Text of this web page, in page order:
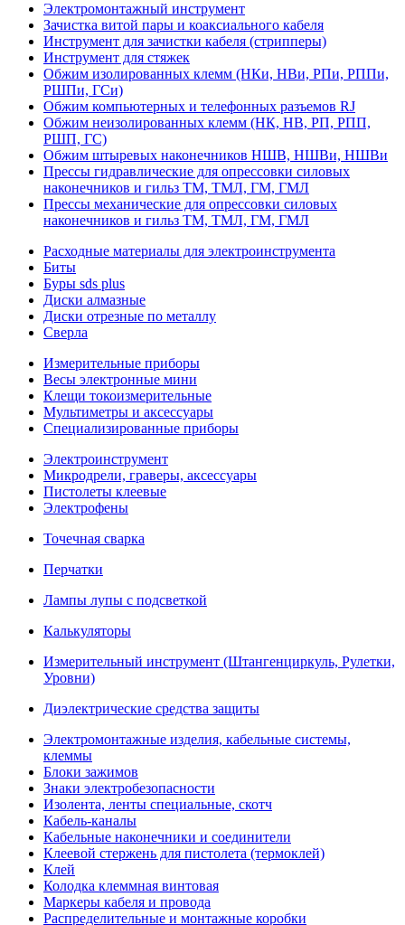
Электромонтажный инструмент
Зачистка витой пары и коаксиального кабеля
Инструмент для зачистки кабеля (стрипперы)
Инструмент для стяжек
Обжим изолированных клемм (НКи, НВи, РПи, РППи,
РШПи, ГСи)
Обжим компьютерных и телефонных разъемов RJ
Обжим неизолированных клемм (НК, НВ, РП, РПП,
РШП, ГС)
Обжим штыревых наконечников НШВ, НШВи, НШВи
Прессы гидравлические для опрессовки силовых
наконечников и гильз ТМ, ТМЛ, ГМ, ГМЛ
Прессы механические для опрессовки силовых
наконечников и гильз ТМ, ТМЛ, ГМ, ГМЛ
Расходные материалы для электроинструмента
Биты
Буры sds plus
Диски алмазные
Диски отрезные по металлу
Сверла
Измерительные приборы
Весы электронные мини
Клещи токоизмерительные
Мультиметры и аксессуары
Специализированные приборы
Электроинструмент
Микродрели, граверы, аксессуары
Пистолеты клеевые
Электрофены
Точечная сварка
Перчатки
Лампы лупы с подсветкой
Калькуляторы
Измерительный инструмент (Штангенциркуль, Рулетки,
Уровни)
Диэлектрические средства защиты
Электромонтажные изделия, кабельные системы,
клеммы
Блоки зажимов
Знаки электробезопасности
Изолента, ленты специальные, скотч
Кабель-каналы
Кабельные наконечники и соединители
Клеевой стержень для пистолета (термоклей)
Клей
Колодка клеммная винтовая
Маркеры кабеля и провода
Распределительные и монтажные коробки